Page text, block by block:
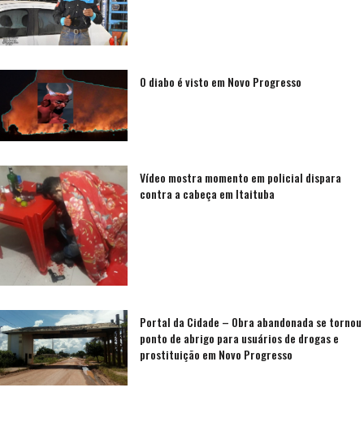
O diabo é visto em Novo Progresso
Vídeo mostra momento em policial dispara
contra a cabeça em Itaituba
Portal da Cidade – Obra abandonada se tornou
ponto de abrigo para usuários de drogas e
prostituição em Novo Progresso